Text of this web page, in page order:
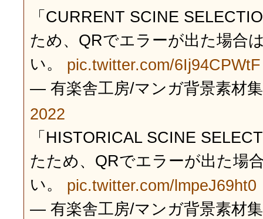
「CURRENT SCINE
ため、QRでエラーが出た場合
い。 pic.twitter.com/6Ij94CPWtF
— 有楽舎工房/マンガ背景素材
2022
「HISTORICAL SCINE
たため、QRでエラーが出た場
い。 pic.twitter.com/lmpeJ69ht0
— 有楽舎工房/マンガ背景素材